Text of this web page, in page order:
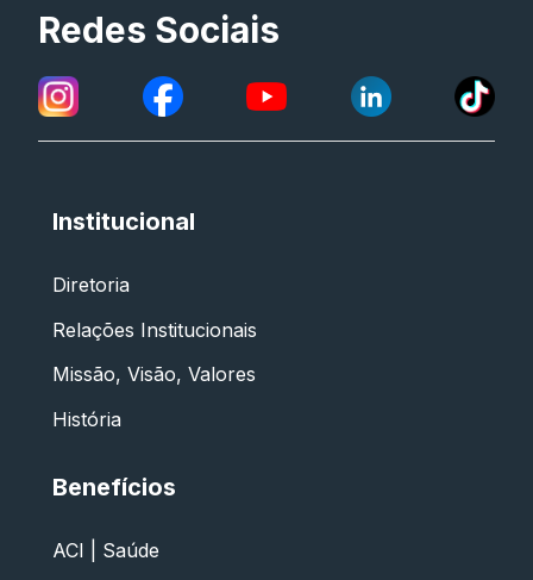
Redes Sociais
Institucional
Diretoria
Relações Institucionais
Missão, Visão, Valores
História
Benefícios
ACI | Saúde